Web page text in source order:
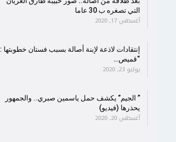
التي تصغره ب 30 عاما
أغسطس 17, 2020
إنتقادات لاذعة لإبنة أصالة بسبب فستان خطوبتها :
“قميص…
يوليو 23, 2020
” الجيم” يكشف حمل ياسمين صبري.. والجمهور
يحذرها (فيديو)
أغسطس 20, 2020